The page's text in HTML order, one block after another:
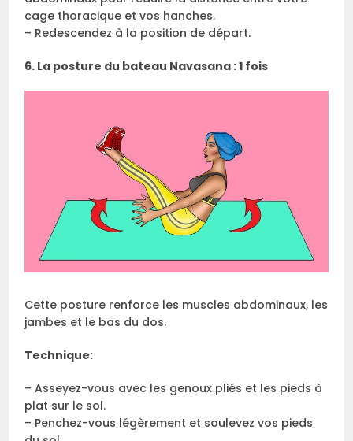
cage thoracique et vos hanches.
– Redescendez à la position de départ.
6. La posture du bateau Navasana : 1 fois
Cette posture renforce les muscles abdominaux, les
jambes et le bas du dos.
Technique:
– Asseyez-vous avec les genoux pliés et les pieds à
plat sur le sol.
– Penchez-vous légèrement et soulevez vos pieds